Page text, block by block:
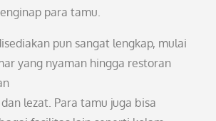
para tamu.
pun sangat lengkap, mulai
yang nyaman hingga restoran
lezat. Para tamu juga bisa